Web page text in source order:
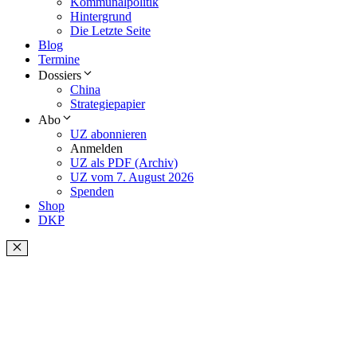
Hintergrund
Die Letzte Seite
Blog
Termine
Dossiers
China
Strategiepapier
Abo
UZ abonnieren
Anmelden
UZ als PDF (Archiv)
UZ vom 7. August 2026
Spenden
Shop
DKP
Schließen